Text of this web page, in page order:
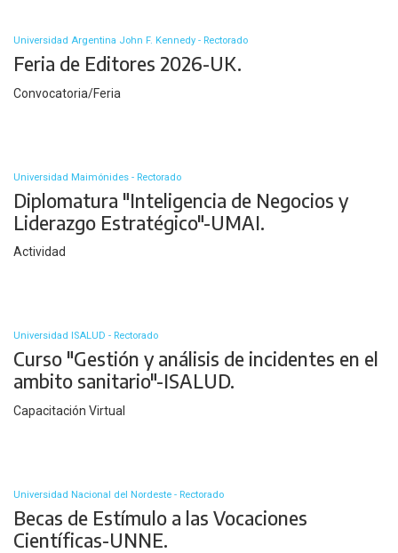
Universidad Argentina John F. Kennedy - Rectorado
Feria de Editores 2026-UK.
Convocatoria/Feria
Universidad Maimónides - Rectorado
Diplomatura "Inteligencia de Negocios y
Liderazgo Estratégico"-UMAI.
Actividad
Universidad ISALUD - Rectorado
Curso "Gestión y análisis de incidentes en el
ambito sanitario"-ISALUD.
Capacitación Virtual
Universidad Nacional del Nordeste - Rectorado
Becas de Estímulo a las Vocaciones
Científicas-UNNE.